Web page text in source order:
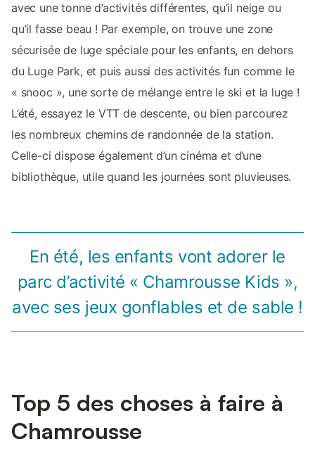
avec une tonne d’activités différentes, qu’il neige ou
qu’il fasse beau ! Par exemple, on trouve une zone
sécurisée de luge spéciale pour les enfants, en dehors
du Luge Park, et puis aussi des activités fun comme le
« snooc », une sorte de mélange entre le ski et la luge !
L’été, essayez le VTT de descente, ou bien parcourez
les nombreux chemins de randonnée de la station.
Celle-ci dispose également d’un cinéma et d’une
bibliothèque, utile quand les journées sont pluvieuses.
En été, les enfants vont adorer le
parc d’activité « Chamrousse Kids »,
avec ses jeux gonflables et de sable !
Top 5 des choses à faire à
Chamrousse